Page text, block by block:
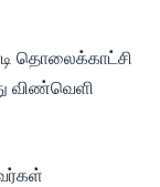
தொலைக்காட்சி
விண்வெளி